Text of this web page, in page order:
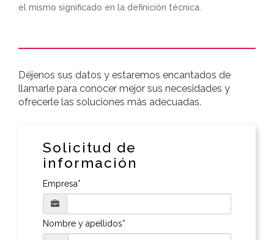
el mismo significado en la definición técnica.
Déjenos sus datos y estaremos encantados de
llamarle para conocer mejor sus necesidades y
ofrecerle las soluciones más adecuadas.
Solicitud de
información
Empresa*
Nombre y apellidos*